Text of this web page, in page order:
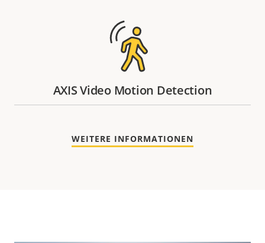
AXIS Video Motion Detection
WEITERE INFORMATIONEN